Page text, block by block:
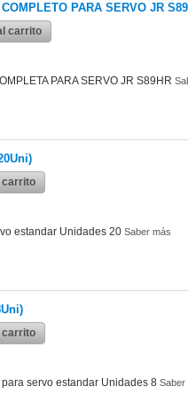
PARA SERVO JR
carrito
PARA SERVO JR S89HR
carrito
estandar Unidades 20 Saber más
carrito
servo estandar Unidades 8 Saber